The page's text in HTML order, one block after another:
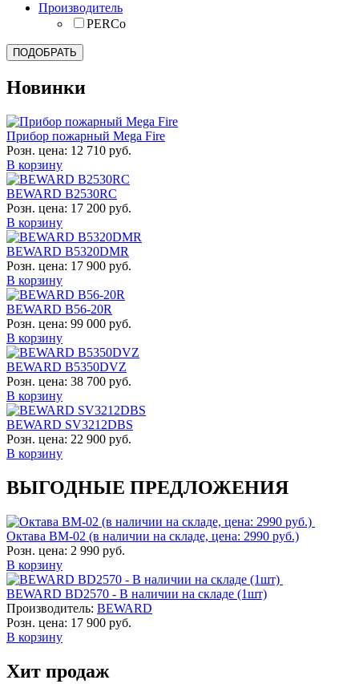
Производитель
PERCo
Новинки
Прибор пожарный Mega Fire
Розн. цена: 12 710 руб.
В корзину
BEWARD B2530RC
Розн. цена: 17 200 руб.
В корзину
BEWARD B5320DMR
Розн. цена: 17 900 руб.
В корзину
BEWARD B56-20R
Розн. цена: 99 000 руб.
В корзину
BEWARD B5350DVZ
Розн. цена: 38 700 руб.
В корзину
BEWARD SV3212DBS
Розн. цена: 22 900 руб.
В корзину
ВЫГОДНЫЕ ПРЕДЛОЖЕНИЯ
Октава ВМ-02 (в наличии на складе, цена: 2990 руб.)
Розн. цена: 2 990 руб.
В корзину
BEWARD BD2570 - В наличии на складе (1шт)
Производитель: BEWARD
Розн. цена: 17 900 руб.
В корзину
Хит продаж